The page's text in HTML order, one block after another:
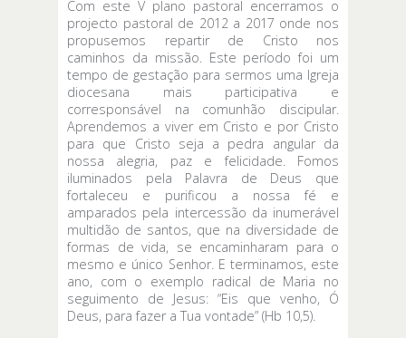
Com este V plano pastoral encerramos o
projecto pastoral de 2012 a 2017 onde nos
propusemos repartir de Cristo nos
caminhos da missão. Este período foi um
tempo de gestação para sermos uma Igreja
diocesana mais participativa e
corresponsável na comunhão discipular.
Aprendemos a viver em Cristo e por Cristo
para que Cristo seja a pedra angular da
nossa alegria, paz e felicidade. Fomos
iluminados pela Palavra de Deus que
fortaleceu e purificou a nossa fé e
amparados pela intercessão da inumerável
multidão de santos, que na diversidade de
formas de vida, se encaminharam para o
mesmo e único Senhor. E terminamos, este
ano, com o exemplo radical de Maria no
seguimento de Jesus: “Eis que venho, Ó
Deus, para fazer a Tua vontade” (Hb 10,5).